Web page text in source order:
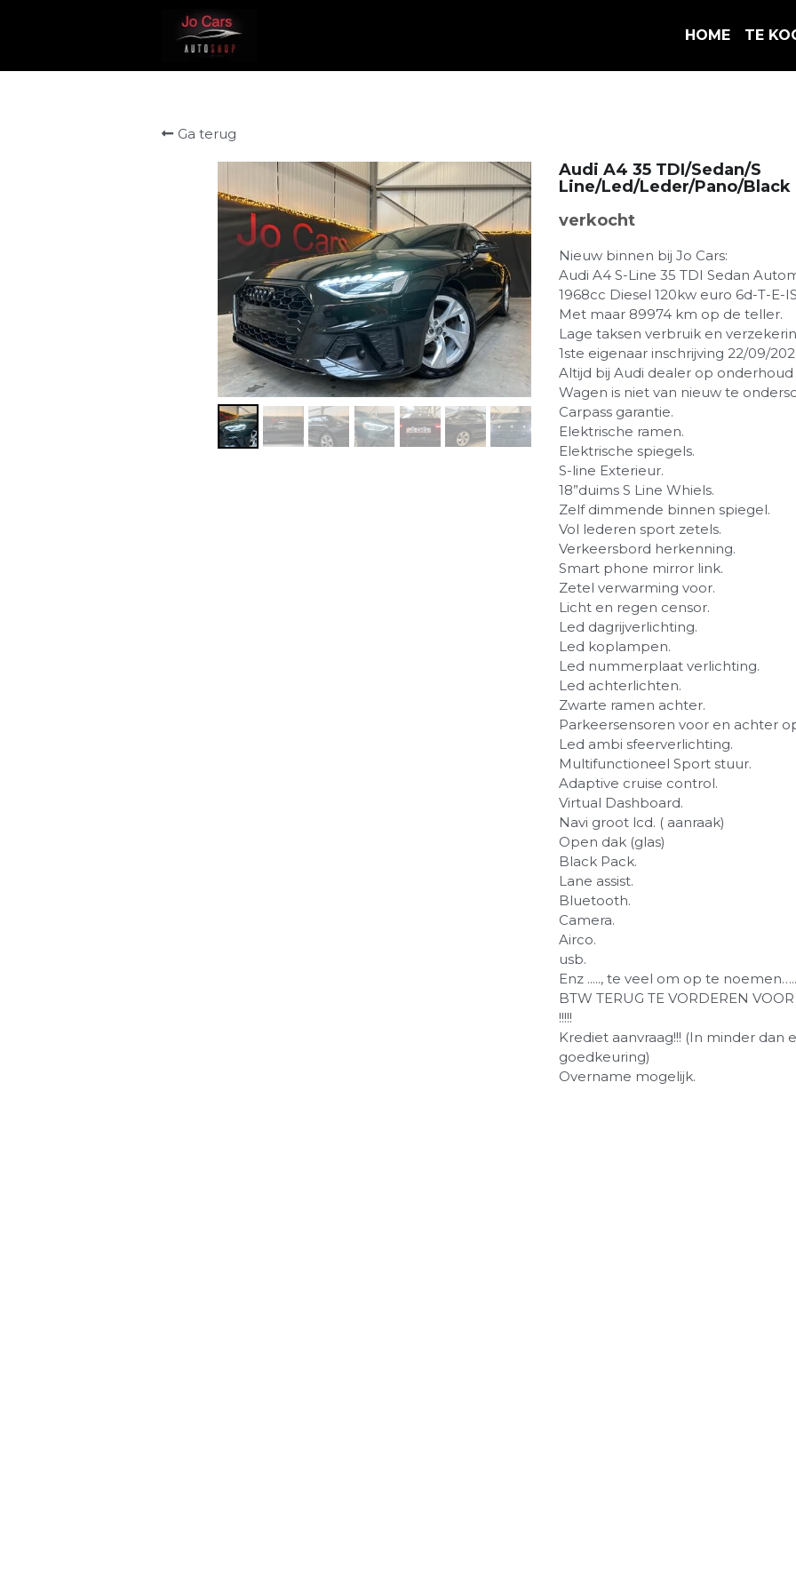
HOME TE
Ga terug
Audi A4 35 TDI/Sedan/S
Line/Led/Leder/Pano/
verkocht
Nieuw binnen bij Jo Cars:
Audi A4 S-Line 35 TDI Sedan
1968cc Diesel 120kw euro 6d-T-E-
Met maar 89974 km op de teller.
Lage taksen verbruik en
1ste eigenaar inschrijving 22/09/
Altijd bij Audi dealer op
Wagen is niet van nieuw te
Carpass garantie.
Elektrische ramen.
Elektrische spiegels.
S-line Exterieur.
18”duims S Line Whiels.
Zelf dimmende binnen spiegel.
Vol lederen sport zetels.
Verkeersbord herkenning.
Smart phone mirror link.
Zetel verwarming voor.
Licht en regen censor.
Led dagrijverlichting.
Led koplampen.
Led nummerplaat verlichting.
Led achterlichten.
Zwarte ramen achter.
Parkeersensoren voor en achter
Led ambi sfeerverlichting.
Multifunctioneel Sport stuur.
Adaptive cruise control.
Virtual Dashboard.
Navi groot lcd. ( aanraak)
Open dak (glas)
Black Pack.
Lane assist.
Bluetooth.
Camera.
Airco.
usb.
Enz ....., te veel om op te noemen…..
BTW TERUG TE VORDEREN
!!!!!
Krediet aanvraag!!! (In minder dan
goedkeuring)
Overname mogelijk.